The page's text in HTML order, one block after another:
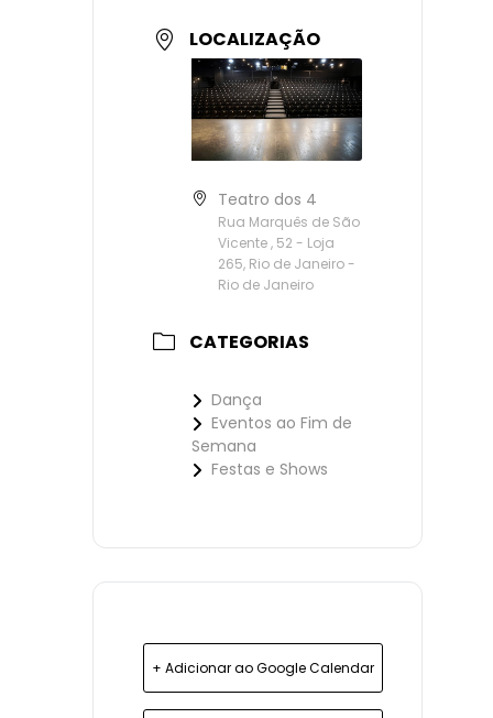
LOCALIZAÇÃO
Teatro dos 4
Rua Marquês de São
Vicente , 52 - Loja
265, Rio de Janeiro -
Rio de Janeiro
CATEGORIAS
Dança
Eventos ao Fim de
Semana
Festas e Shows
+ Adicionar ao Google Calendar